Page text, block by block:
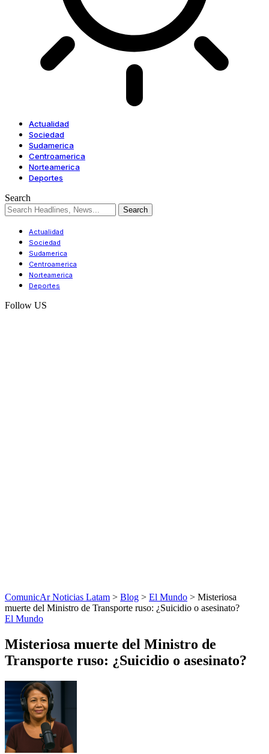
Actualidad
Sociedad
Sudamerica
Centroamerica
Norteamerica
Deportes
Search
Actualidad
Sociedad
Sudamerica
Centroamerica
Norteamerica
Deportes
Follow US
ComunicAr Noticias Latam > Blog > El Mundo > Misteriosa
muerte del Ministro de Transporte ruso: ¿Suicidio o asesinato?
El Mundo
Misteriosa muerte del Ministro de
Transporte ruso: ¿Suicidio o asesinato?